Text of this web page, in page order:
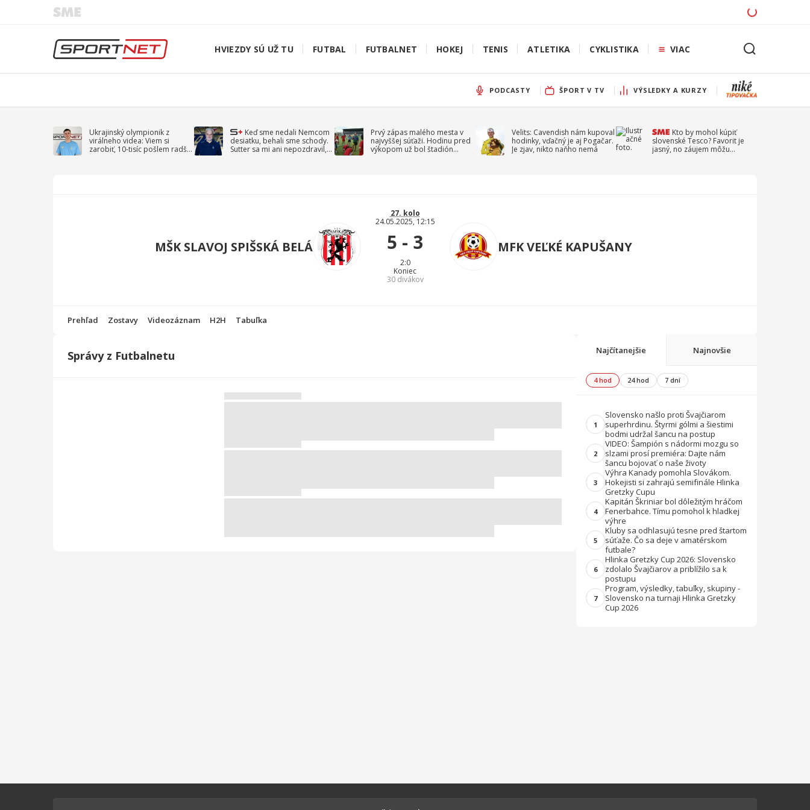
HVIEZDY SÚ UŽ TU FUTBAL FUTBALNET HOKEJ TENIS ATLETIKA CYKLISTIKA VIAC
PODCASTY ŠPORT V TV VÝSLEDKY A KURZY
Ukrajinský olympionik z
virálneho videa: Viem si
zarobiť, 10-tisíc pošlem radšej
Keď sme nedali Nemcom
desiatku, behali sme schody.
Sutter sa mi ani nepozdravil,
Prvý zápas malého mesta v
najvyššej súťaži. Hodinu pred
výkopom už bol štadión
Velits: Cavendish nám kupoval
hodinky, vďačný je aj Pogačar.
Je zjav, nikto naňho nemá
Kto by mohol kúpiť
slovenské Tesco? Favorit je
jasný, no záujem môžu
MŠK SLAVOJ SPIŠSKÁ BELÁ
27. kolo
24.05.2025, 12:15
5 - 3
2:0
Koniec
30divákov
MFK VEĽKÉ KAPUŠANY
Prehľad Zostavy Videozáznam H2H Tabuľka
Správy z Futbalnetu Najčítanejšie Najnovšie
4 hod 24 hod 7 dní
1
Slovensko našlo proti Švajčiarom
superhrdinu. Štyrmi gólmi a šiestimi
bodmi udržal šancu na postup
2
VIDEO: Šampión s nádormi mozgu so
slzami prosí premiéra: Dajte nám
šancu bojovať o naše životy
3
Výhra Kanady pomohla Slovákom.
Hokejisti si zahrajú semifinále Hlinka
Gretzky Cupu
4
Kapitán Škriniar bol dôležitým hráčom
Fenerbahce. Tímu pomohol k hladkej
výhre
5
Kluby sa odhlasujú tesne pred štartom
súťaže. Čo sa deje v amatérskom
futbale?
6
Hlinka Gretzky Cup 2026: Slovensko
zdolalo Švajčiarov a priblížilo sa k
postupu
7
Program, výsledky, tabuľky, skupiny -
Slovensko na turnaji Hlinka Gretzky
Cup 2026